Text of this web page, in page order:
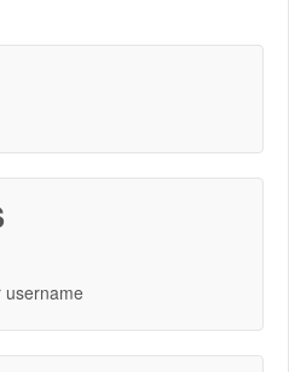
username